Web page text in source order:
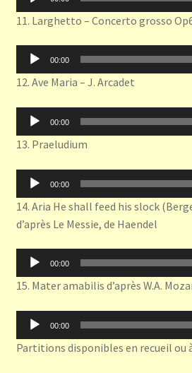
audio
11. Larghetto – Concerto grosso
Lecteur
audio
00:00
12. Ave Maria – J. Arcadet
Lecteur
audio
00:00
13. Praeludium
Lecteur
audio
00:00
14. Aria He shall feed his slock
d’après Le Messie, de Haendel
Lecteur
audio
00:00
15. Mater amabilis d’après W.A.
Lecteur
audio
00:00
Partitions disponibles en recueil ou